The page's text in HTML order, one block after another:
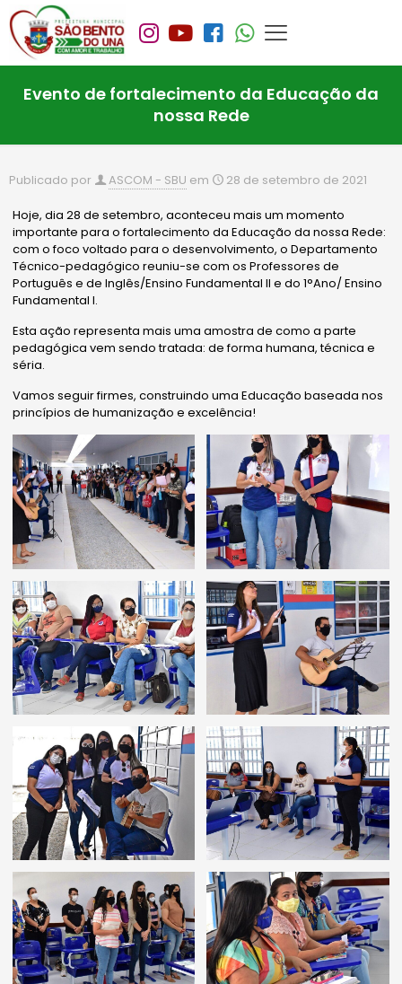
Evento de fortalecimento da Educação da
nossa Rede
Publicado por ASCOM - SBU em 28 de setembro de 2021
Hoje, dia 28 de setembro, aconteceu mais um momento
importante para o fortalecimento da Educação da nossa Rede:
com o foco voltado para o desenvolvimento, o Departamento
Técnico-pedagógico reuniu-se com os Professores de
Português e de Inglês/Ensino Fundamental II e do 1°Ano/ Ensino
Fundamental I.
Esta ação representa mais uma amostra de como a parte
pedagógica vem sendo tratada: de forma humana, técnica e
séria.
Vamos seguir firmes, construindo uma Educação baseada nos
princípios de humanização e excelência!